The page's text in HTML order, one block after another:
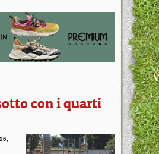
con i quarti